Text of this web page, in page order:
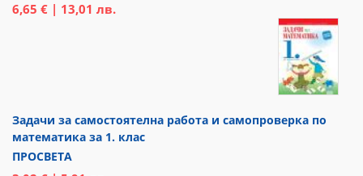
6,65 € | 13,01 лв.
Задачи за самостоятелна работа и самопроверка по
математика за 1. клас
ПРОСВЕТА